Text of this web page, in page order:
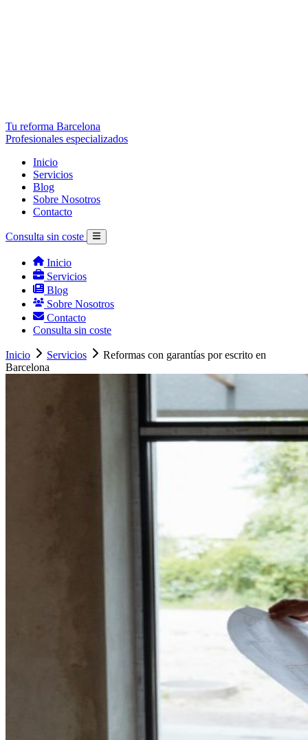
Tu reforma Barcelona
Profesionales especializados
Inicio
Servicios
Blog
Sobre Nosotros
Contacto
Consulta sin coste
Inicio
Servicios
Blog
Sobre Nosotros
Contacto
Consulta sin coste
Inicio Servicios
Reformas con garantías por escrito en
Barcelona